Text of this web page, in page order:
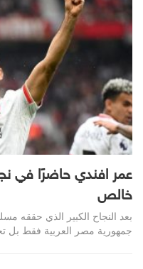
خالص
بعد النجاح الكبير الذي حققه
جمهورية مصر العربية فقط بل